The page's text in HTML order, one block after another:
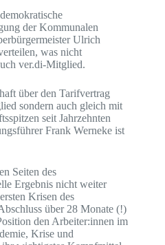
der Kommunalen
Ulrich
was nicht
ver.di-Mitglied.
über den Tarifvertrag
sondern auch gleich mit
seit Jahrzehnten
Frank Werneke ist
Seiten des
Ergebnis nicht weiter
Krisen des
über 28 Monate (!)
den Arbeiter:innen im
Krise und